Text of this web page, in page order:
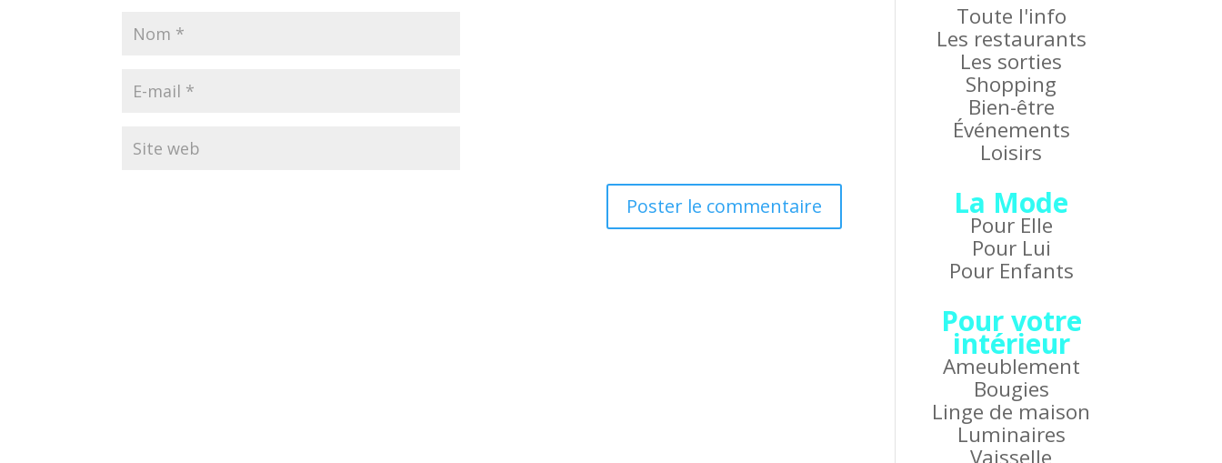
Toute l'info
Les restaurants
Les sorties
Shopping
Bien-être
Événements
Loisirs
La Mode
Pour Elle
Pour Lui
Pour Enfants
Pour votre
intérieur
Ameublement
Bougies
Linge de maison
Luminaires
Vaisselle